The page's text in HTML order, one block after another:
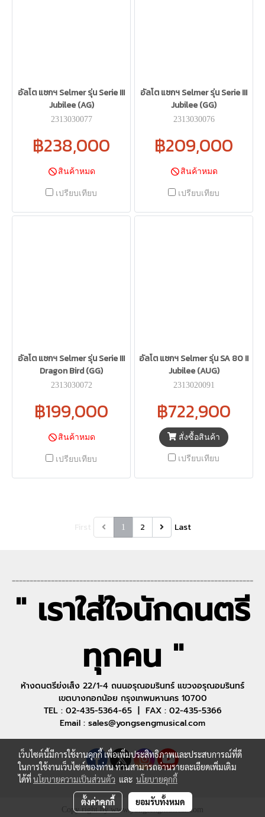
อัลโต แซกฯ Selmer รุ่น Serie III
Jubilee (AG)
2313030077
฿238,000
สินค้าหมด
เปรียบเทียบ
อัลโต แซกฯ Selmer รุ่น Serie III
Jubilee (GG)
2313030076
฿209,000
สินค้าหมด
เปรียบเทียบ
อัลโต แซกฯ Selmer รุ่น Serie III
Dragon Bird (GG)
2313030072
฿199,000
สินค้าหมด
เปรียบเทียบ
อัลโต แซกฯ Selmer รุ่น SA 80 II
Jubilee (AUG)
2313020091
฿722,900
สั่งซื้อสินค้า
เปรียบเทียบ
1 2 Last
--------------------------------------------------------------------
" เราใส่ใจนักดนตรี
ทุกคน "
ห้างดนตรีย่งเส็ง 22/1-4 ถนนอรุณอมรินทร์ แขวงอรุณอมรินทร์
เขตบางกอกน้อย กรุงเทพมหานคร 10700
TEL : 02-435-5364-65 | FAX : 02-435-5366
Email : sales@yongsengmusical.com
Copy right by www.yongsengmusical.com
เว็บไซต์นี้มีการใช้งานคุกกี้ เพื่อเพิ่มประสิทธิภาพและประสบการณ์ที่ดี
ในการใช้งานเว็บไซต์ของท่าน ท่านสามารถอ่านรายละเอียดเพิ่มเติม
ได้ที่นโยบายความเป็นส่วนตัว และ นโยบายคุกกี้
ตั้งค่าคุกกี้ ยอมรับทั้งหมด